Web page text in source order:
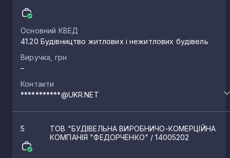
Основний КВЕД
41.20 Будівництво житлових і нежитлових будівель
Виручка, грн
–
Контакти
***********@UKR.NET
5
ТОВ "БУДІВЕЛЬНА ВИРОБНИЧО-КОМЕРЦІЙНА
КОМПАНІЯ "ФЕДОРЧЕНКО" / 14005202